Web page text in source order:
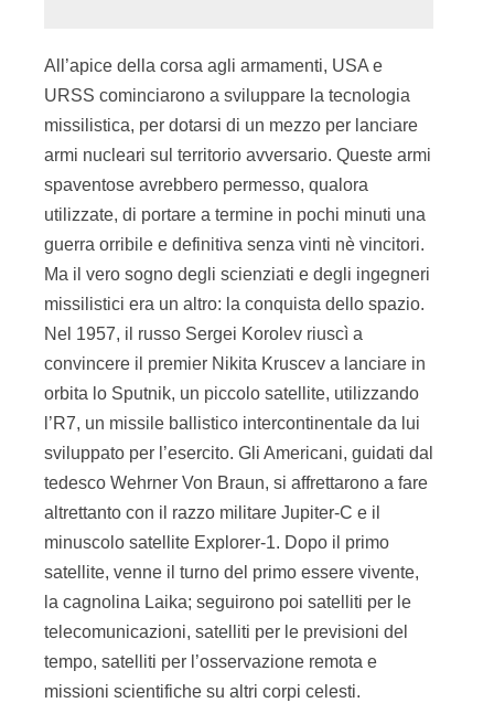
All’apice della corsa agli armamenti, USA e
URSS cominciarono a sviluppare la tecnologia
missilistica, per dotarsi di un mezzo per lanciare
armi nucleari sul territorio avversario. Queste armi
spaventose avrebbero permesso, qualora
utilizzate, di portare a termine in pochi minuti una
guerra orribile e definitiva senza vinti nè vincitori.
Ma il vero sogno degli scienziati e degli ingegneri
missilistici era un altro: la conquista dello spazio.
Nel 1957, il russo Sergei Korolev riuscì a
convincere il premier Nikita Kruscev a lanciare in
orbita lo Sputnik, un piccolo satellite, utilizzando
l’R7, un missile ballistico intercontinentale da lui
sviluppato per l’esercito. Gli Americani, guidati dal
tedesco Wehrner Von Braun, si affrettarono a fare
altrettanto con il razzo militare Jupiter-C e il
minuscolo satellite Explorer-1. Dopo il primo
satellite, venne il turno del primo essere vivente,
la cagnolina Laika; seguirono poi satelliti per le
telecomunicazioni, satelliti per le previsioni del
tempo, satelliti per l’osservazione remota e
missioni scientifiche su altri corpi celesti.